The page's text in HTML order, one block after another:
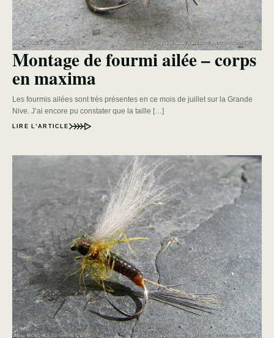
Montage de fourmi ailée – corps
en maxima
Les fourmis ailées sont très présentes en ce mois de juillet sur la Grande
Nive. J’ai encore pu constater que la taille […]
LIRE L’ARTICLE